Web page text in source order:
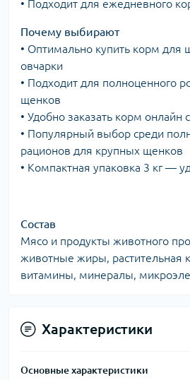
• Подходит для ежедневного
Почему выбирают
• Оптимально купить корм для
овчарки
• Подходит для полноценного
щенков
• Удобно заказать корм онлайн
• Популярный выбор среди
рационов для крупных щенков
• Компактная упаковка 3 кг —
Состав
Мясо и продукты животного
животные жиры, растительная
витамины, минералы,
Характеристики
Основные характеристики